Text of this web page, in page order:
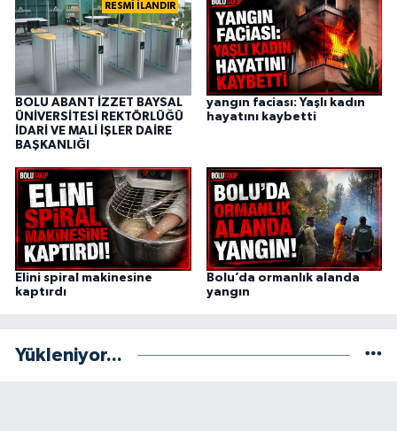
RESMİ İLANDIR
BOLU ABANT İZZET BAYSAL
ÜNİVERSİTESİ REKTÖRLÜĞÜ
İDARİ VE MALİ İŞLER DAİRE
BAŞKANLIĞI
yangın faciası: Yaşlı kadın
hayatını kaybetti
Elini spiral makinesine
kaptırdı
Bolu’da ormanlık alanda
yangın
Yükleniyor...